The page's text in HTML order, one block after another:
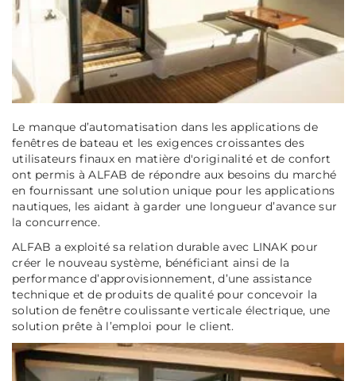
Le manque d’automatisation dans les applications de
fenêtres de bateau et les exigences croissantes des
utilisateurs finaux en matière d'originalité et de confort
ont permis à ALFAB de répondre aux besoins du marché
en fournissant une solution unique pour les applications
nautiques, les aidant à garder une longueur d’avance sur
la concurrence.
ALFAB a exploité sa relation durable avec LINAK pour
créer le nouveau système, bénéficiant ainsi de la
performance d’approvisionnement, d’une assistance
technique et de produits de qualité pour concevoir la
solution de fenêtre coulissante verticale électrique, une
solution prête à l’emploi pour le client.